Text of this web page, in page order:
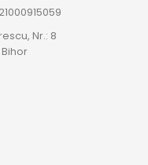
Nr.: 8